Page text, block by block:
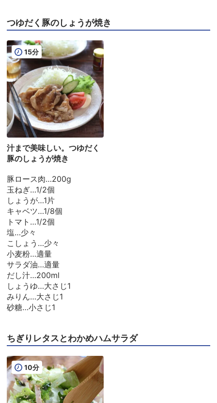
つゆだく豚のしょうが焼き
15分
汁まで美味しい。つゆだく
豚のしょうが焼き
豚ロース肉…200g
玉ねぎ…1/2個
しょうが…1片
キャベツ…1/8個
トマト…1/2個
塩…少々
こしょう…少々
小麦粉…適量
サラダ油…適量
だし汁…200ml
しょうゆ…大さじ1
みりん…大さじ1
砂糖…小さじ1
ちぎりレタスとわかめハムサラダ
10分